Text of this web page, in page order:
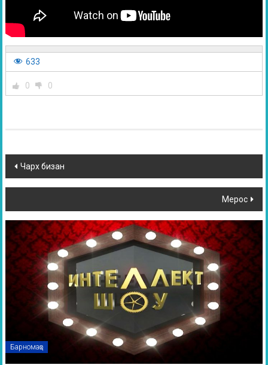
633
0 0
Чарх бизан
Мерос
Барномаҳо